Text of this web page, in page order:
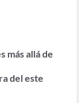
más allá de
del este